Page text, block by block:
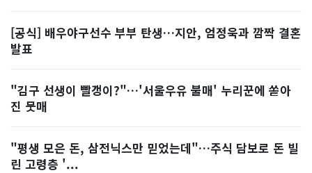
[공식] 배우야구선수 부부 탄생…지안, 엄정욱과 깜짝 결혼
발표
"김구 선생이 빨갱이?"…'서울우유 불매' 누리꾼에 쏟아
진 뭇매
"평생 모은 돈, 삼전닉스만 믿었는데"…주식 담보로 돈 빌
린 고령층 '...